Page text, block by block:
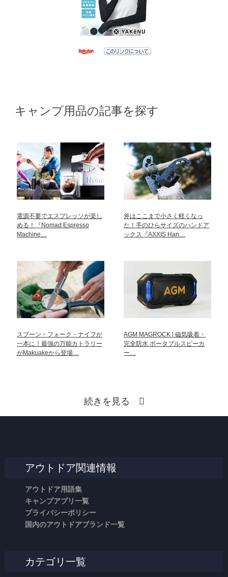
キャンプ用品の記事を探す
電源不要でエスプレッソが楽し
める！『Nomad Espresso
Machine…
斧はここまで小さく軽くなっ
た！手のひらサイズのハンドア
ックス『AXXIS Han…
スプーン・フォーク・ナイフが
一本に！最強の万能カトラリー
がMakuakeから登場…
AGM MAGROCK | 磁気吸着・
完全防水 ポータブルスピーカ
ー…
続きを見る
アウトドア関連情報
アウトドア用語集
キャンプアプリ一覧
プライバシーポリシー
国内のアウトドアブランド一覧
カテゴリ一覧